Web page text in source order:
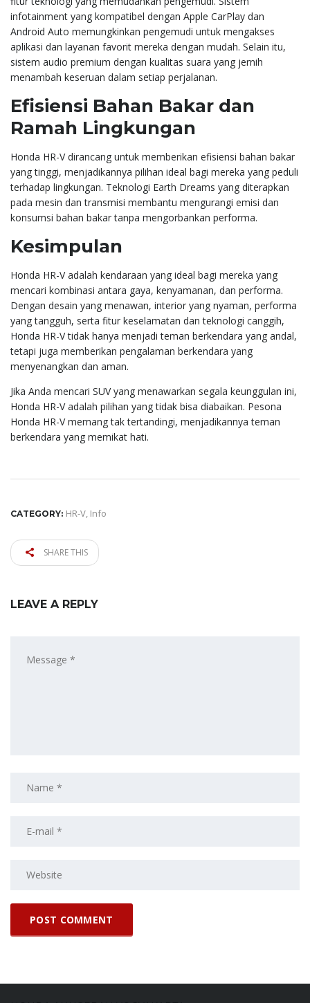
infotainment yang kompatibel dengan Apple CarPlay dan
Android Auto memungkinkan pengemudi untuk mengakses
aplikasi dan layanan favorit mereka dengan mudah. Selain itu,
sistem audio premium dengan kualitas suara yang jernih
menambah keseruan dalam setiap perjalanan.
Efisiensi Bahan Bakar dan
Ramah Lingkungan
Honda HR-V dirancang untuk memberikan efisiensi bahan bakar
yang tinggi, menjadikannya pilihan ideal bagi mereka yang peduli
terhadap lingkungan. Teknologi Earth Dreams yang diterapkan
pada mesin dan transmisi membantu mengurangi emisi dan
konsumsi bahan bakar tanpa mengorbankan performa.
Kesimpulan
Honda HR-V adalah kendaraan yang ideal bagi mereka yang
mencari kombinasi antara gaya, kenyamanan, dan performa.
Dengan desain yang menawan, interior yang nyaman, performa
yang tangguh, serta fitur keselamatan dan teknologi canggih,
Honda HR-V tidak hanya menjadi teman berkendara yang andal,
tetapi juga memberikan pengalaman berkendara yang
menyenangkan dan aman.
Jika Anda mencari SUV yang menawarkan segala keunggulan ini,
Honda HR-V adalah pilihan yang tidak bisa diabaikan. Pesona
Honda HR-V memang tak tertandingi, menjadikannya teman
berkendara yang memikat hati.
CATEGORY: HR-V, Info
SHARE THIS
LEAVE A REPLY